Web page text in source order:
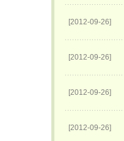
[2012-09-26]
[2012-09-26]
[2012-09-26]
[2012-09-26]